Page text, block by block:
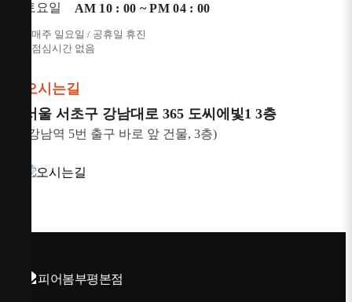
토요일
AM 10 : 00 ~ PM 04 : 00
* 매주 일요일 / 공휴일 휴진
* 점심시간 없음
오시는길
서울 서초구 강남대로 365 도씨에빛1 3층
(강남역 5번 출구 바로 앞 건물, 3층)